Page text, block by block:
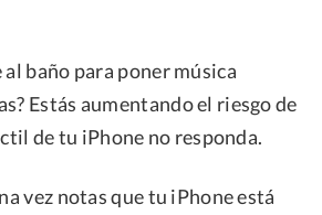
al baño para poner música
Estás aumentando el riesgo de
de tu iPhone no responda.
vez notas que tu iPhone está